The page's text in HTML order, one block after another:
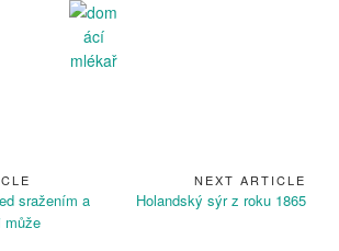
sražením a
může
NEXT ARTICLE
Next
Holandský sýr z roku 1865